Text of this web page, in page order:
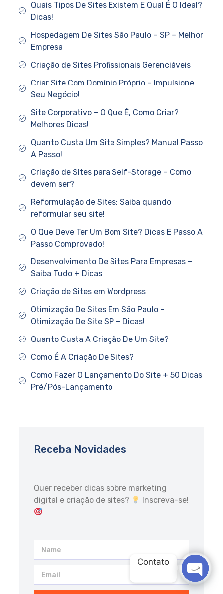
Quais Tipos De Sites Existem E Qual É O Ideal?
Dicas!
Hospedagem De Sites São Paulo – SP – Melhor
Empresa
Criação de Sites Profissionais Gerenciáveis
Criar Site Com Domínio Próprio – Impulsione
Seu Negócio!
Site Corporativo – O Que É, Como Criar?
Melhores Dicas!
Quanto Custa Um Site Simples? Manual Passo
A Passo!
Criação de Sites para Self-Storage – Como
devem ser?
Reformulação de Sites: Saiba quando
reformular seu site!
O Que Deve Ter Um Bom Site? Dicas E Passo A
Passo Comprovado!
Desenvolvimento De Sites Para Empresas –
Saiba Tudo + Dicas
Criação de Sites em Wordpress
Otimização De Sites Em São Paulo –
Otimização De Site SP – Dicas!
Quanto Custa A Criação De Um Site?
Como É A Criação De Sites?
Como Fazer O Lançamento Do Site + 50 Dicas
Pré/Pós-Lançamento
Receba Novidades
Quer receber dicas sobre marketing
digital e criação de sites?
Inscreva-se!
Contato
OPEN